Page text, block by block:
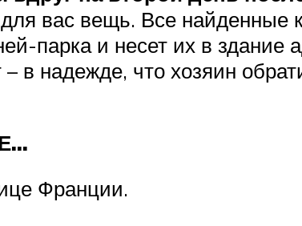
вас вещь. Все найденные
парка и несет их в здание
в надежде, что хозяин
Франции.